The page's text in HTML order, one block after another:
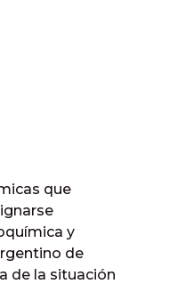
que
y
de
de la situación